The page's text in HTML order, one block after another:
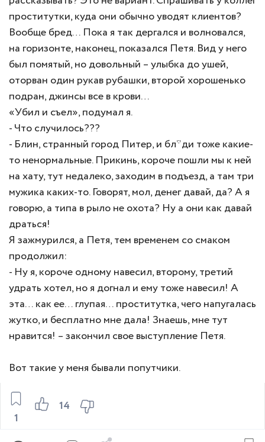
14
1
проститутки, куда они обычно уводят клиентов?
Вообще бред… Пока я так дергался и волновался,
на горизонте, наконец, показался Петя. Вид у него
был помятый, но довольный – улыбка до ушей,
оторван один рукав рубашки, второй хорошенько
подран, джинсы все в крови…
«Убил и съел», подумал я.
- Что случилось???
- Блин, странный город Питер, и бл*ди тоже какие-
то ненормальные. Прикинь, короче пошли мы к ней
на хату, тут недалеко, заходим в подъезд, а там три
мужика каких-то. Говорят, мол, денег давай, да? А я
говорю, а типа в рыло не охота? Ну а они как давай
драться!
Я зажмурился, а Петя, тем временем со смаком
продолжил:
- Ну я, короче одному навесил, второму, третий
удрать хотел, но я догнал и ему тоже навесил! А
эта… как ее… глупая… проститутка, чего напугалась
жутко, и бесплатно мне дала! Знаешь, мне тут
нравится! – закончил свое выступление Петя.
Вот такие у меня бывали попутчики.